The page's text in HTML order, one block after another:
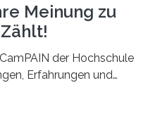
Meinung zu
der Hochschule
Erfahrungen und